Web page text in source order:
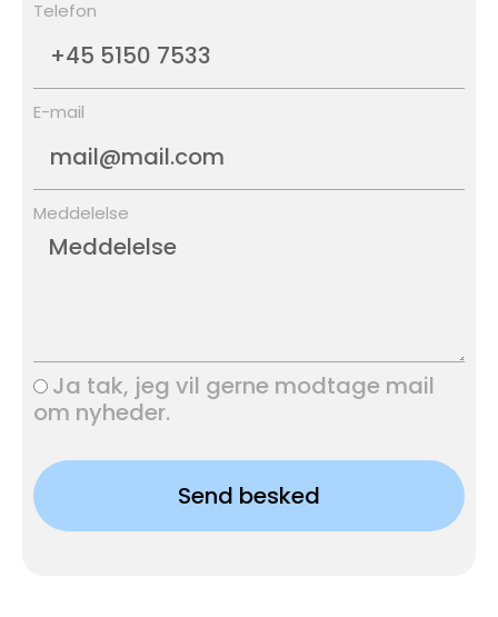
Telefon
E-mail
Meddelelse
Ja tak, jeg vil gerne modtage mail
om nyheder.
Send besked